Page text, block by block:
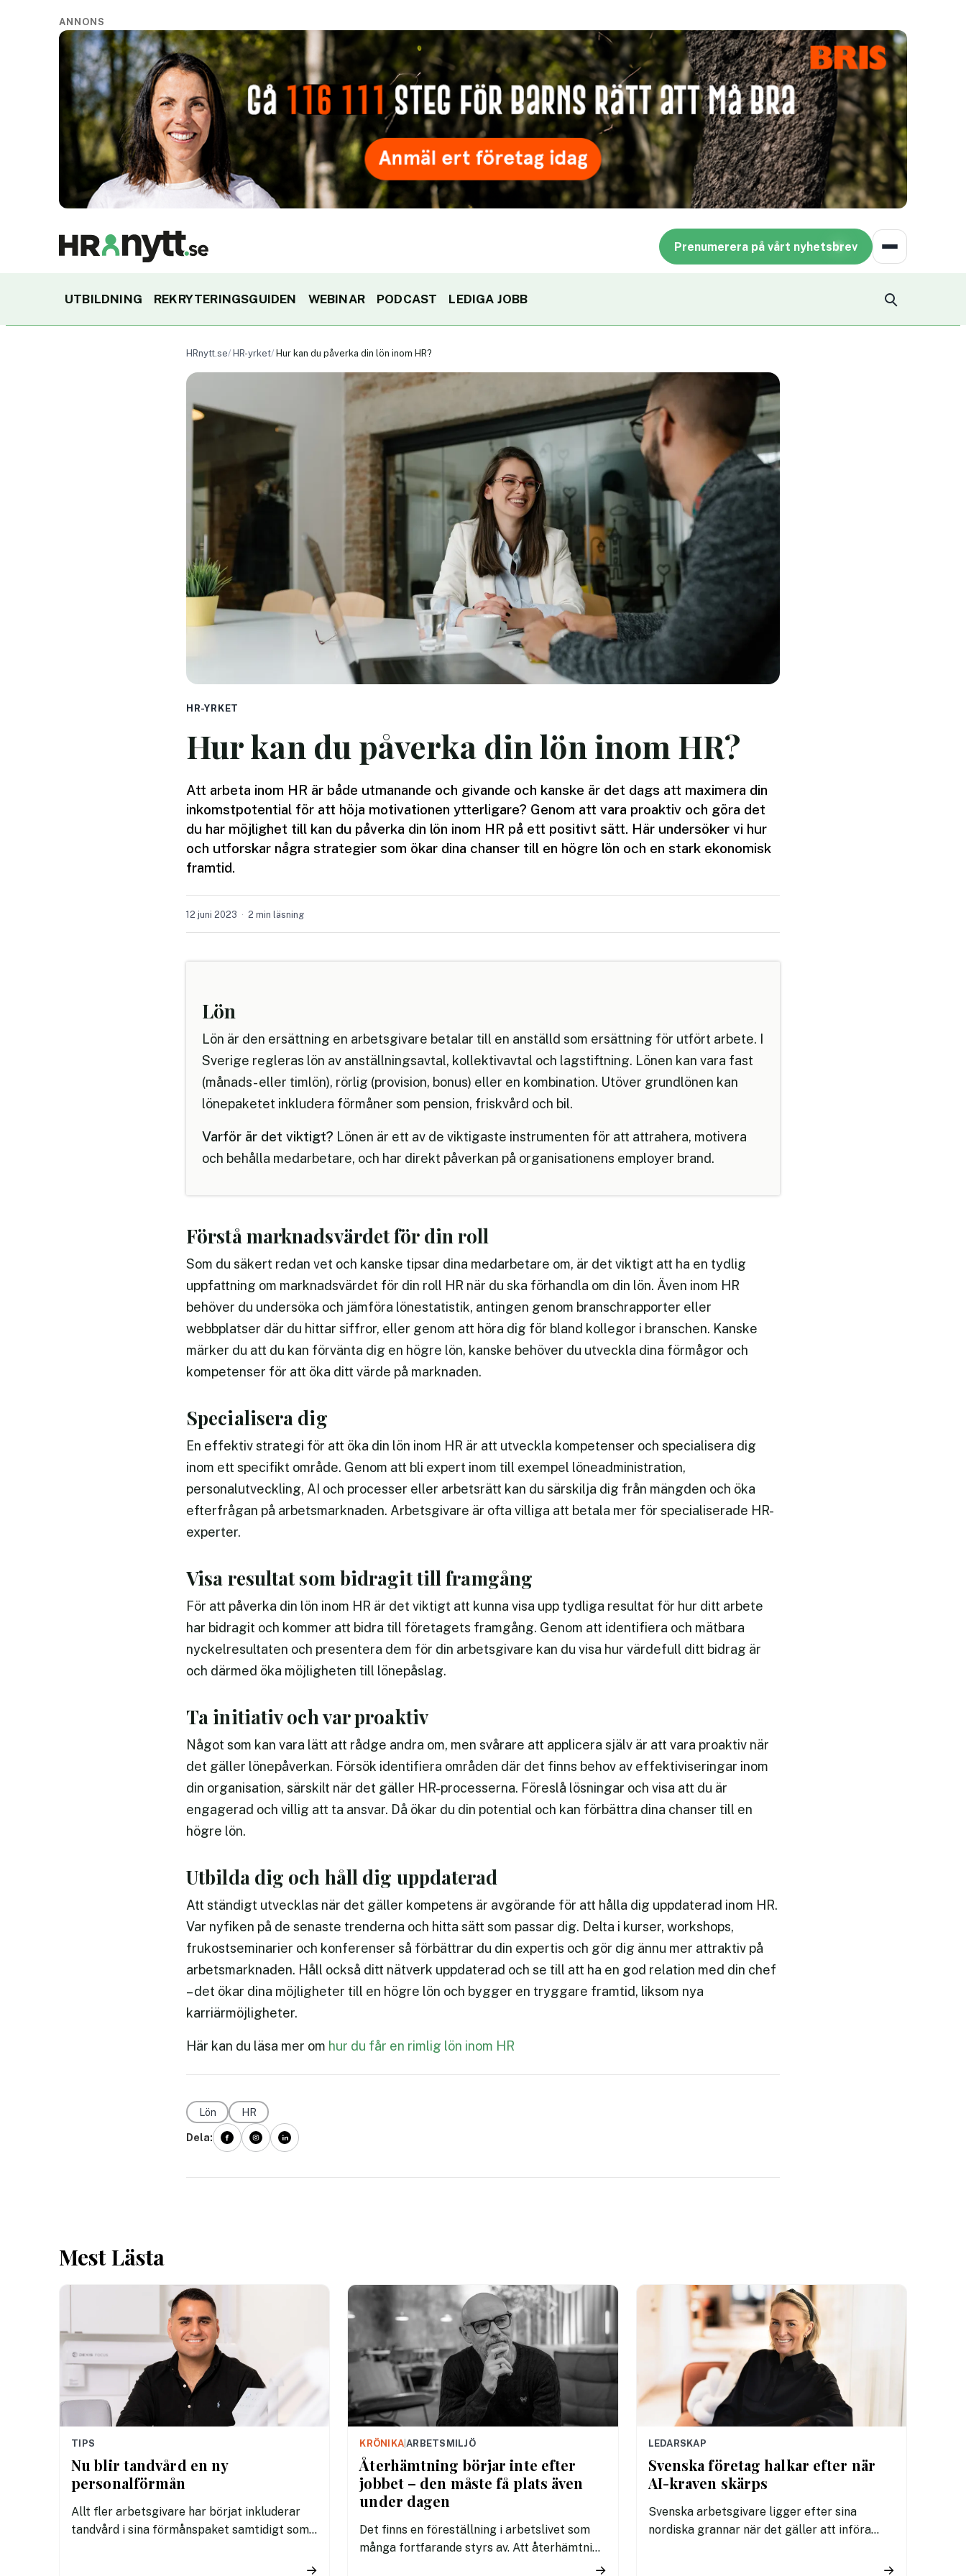
ANNONS
Prenumerera på vårt nyhetsbrev
UTBILDNING REKRYTERINGSGUIDEN WEBINAR PODCAST LEDIGA JOBB
HRnytt.se HR-yrket Hur kan du påverka din lön inom HR?
HR-YRKET
Hur kan du påverka din lön inom HR?
Att arbeta inom HR är både utmanande och givande och kanske är det dags att maximera din
inkomstpotential för att höja motivationen ytterligare? Genom att vara proaktiv och göra det
du har möjlighet till kan du påverka din lön inom HR på ett positivt sätt. Här undersöker vi hur
och utforskar några strategier som ökar dina chanser till en högre lön och en stark ekonomisk
framtid.
12 juni 2023 2 min läsning
Lön
Lön är den ersättning en arbetsgivare betalar till en anställd som ersättning för utfört arbete. I
Sverige regleras lön av anställningsavtal, kollektivavtal och lagstiftning. Lönen kan vara fast
(månads- eller timlön), rörlig (provision, bonus) eller en kombination. Utöver grundlönen kan
lönepaketet inkludera förmåner som pension, friskvård och bil.
Varför är det viktigt? Lönen är ett av de viktigaste instrumenten för att attrahera, motivera
och behålla medarbetare, och har direkt påverkan på organisationens employer brand.
Förstå marknadsvärdet för din roll
Som du säkert redan vet och kanske tipsar dina medarbetare om, är det viktigt att ha en tydlig
uppfattning om marknadsvärdet för din roll HR när du ska förhandla om din lön. Även inom HR
behöver du undersöka och jämföra lönestatistik, antingen genom branschrapporter eller
webbplatser där du hittar siffror, eller genom att höra dig för bland kollegor i branschen. Kanske
märker du att du kan förvänta dig en högre lön, kanske behöver du utveckla dina förmågor och
kompetenser för att öka ditt värde på marknaden.
Specialisera dig
En effektiv strategi för att öka din lön inom HR är att utveckla kompetenser och specialisera dig
inom ett specifikt område. Genom att bli expert inom till exempel löneadministration,
personalutveckling, AI och processer eller arbetsrätt kan du särskilja dig från mängden och öka
efterfrågan på arbetsmarknaden. Arbetsgivare är ofta villiga att betala mer för specialiserade HR-
experter.
Visa resultat som bidragit till framgång
För att påverka din lön inom HR är det viktigt att kunna visa upp tydliga resultat för hur ditt arbete
har bidragit och kommer att bidra till företagets framgång. Genom att identifiera och mätbara
nyckelresultaten och presentera dem för din arbetsgivare kan du visa hur värdefull ditt bidrag är
och därmed öka möjligheten till lönepåslag.
Ta initiativ och var proaktiv
Något som kan vara lätt att rådge andra om, men svårare att applicera själv är att vara proaktiv när
det gäller lönepåverkan. Försök identifiera områden där det finns behov av effektiviseringar inom
din organisation, särskilt när det gäller HR-processerna. Föreslå lösningar och visa att du är
engagerad och villig att ta ansvar. Då ökar du din potential och kan förbättra dina chanser till en
högre lön.
Utbilda dig och håll dig uppdaterad
Att ständigt utvecklas när det gäller kompetens är avgörande för att hålla dig uppdaterad inom HR.
Var nyfiken på de senaste trenderna och hitta sätt som passar dig. Delta i kurser, workshops,
frukostseminarier och konferenser så förbättrar du din expertis och gör dig ännu mer attraktiv på
arbetsmarknaden. Håll också ditt nätverk uppdaterad och se till att ha en god relation med din chef
– det ökar dina möjligheter till en högre lön och bygger en tryggare framtid, liksom nya
karriärmöjligheter.
Här kan du läsa mer om hur du får en rimlig lön inom HR
Lön HR
Dela:
Mest Lästa
TIPS
Nu blir tandvård en ny
personalförmån
Allt fler arbetsgivare har börjat inkluderar
tandvård i sina förmånspaket samtidigt som
→
KRÖNIKA |ARBETSMILJÖ
Återhämtning börjar inte efter
jobbet – den måste få plats även
under dagen
Det finns en föreställning i arbetslivet som
många fortfarande styrs av. Att återhämtning
→
LEDARSKAP
Svenska företag halkar efter när
AI-kraven skärps
Svenska arbetsgivare ligger efter sina
nordiska grannar när det gäller att införa
→